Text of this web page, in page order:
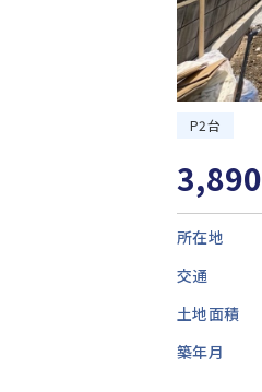
P2台
3,890
所在地
交通
土地面積
築年月